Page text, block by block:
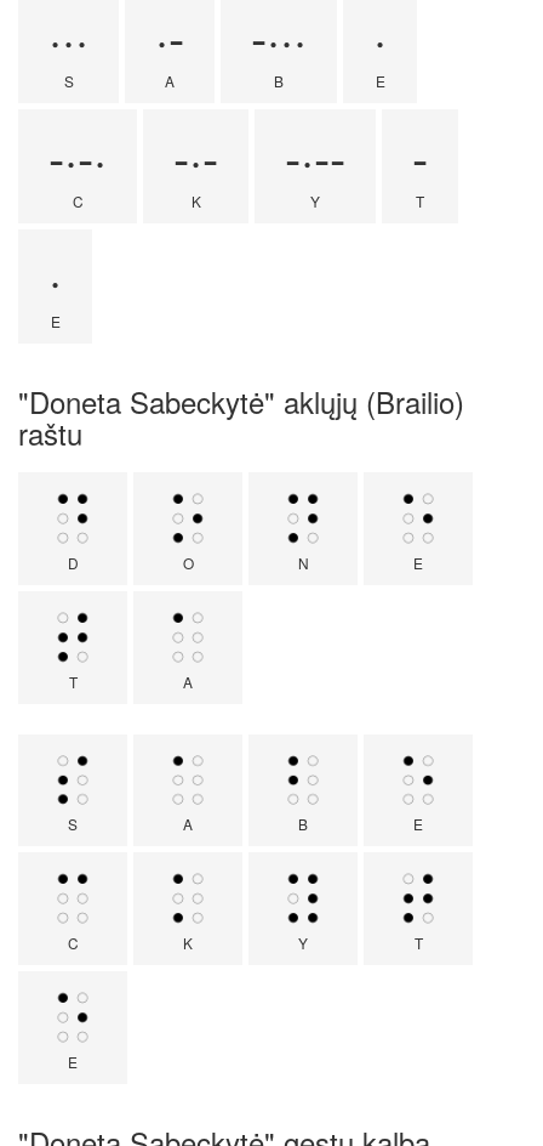
···
S
·-
A
-···
B
·
E
-·-·
C
-·-
K
-·--
Y
-
T
·
E
"Doneta Sabeckytė" aklųjų (Brailio)
raštu
D O N E
T A
S A B E
C K Y T
E